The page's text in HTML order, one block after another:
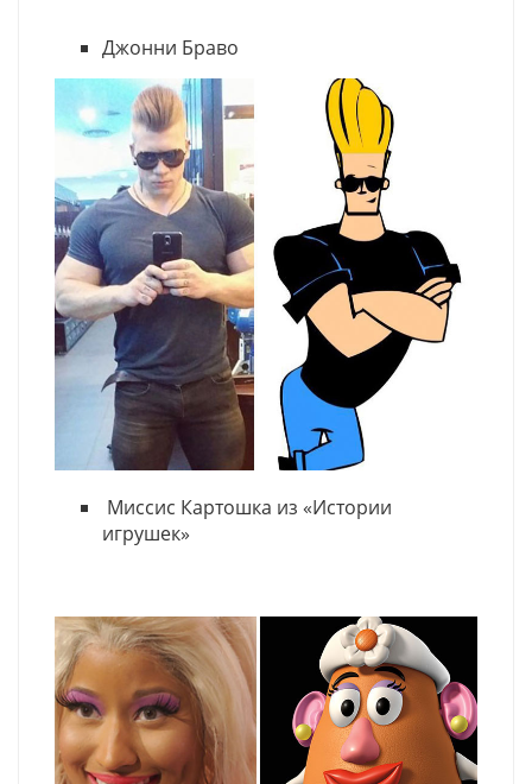
Джонни Браво
Миссис Картошка из «Истории
игрушек»